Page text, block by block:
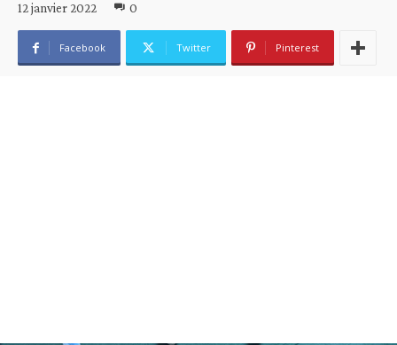
12 janvier 2022 0
Facebook Twitter Pinterest